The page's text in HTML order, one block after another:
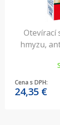
Otevírací
hmyzu,
Cena s DPH:
24,35 €